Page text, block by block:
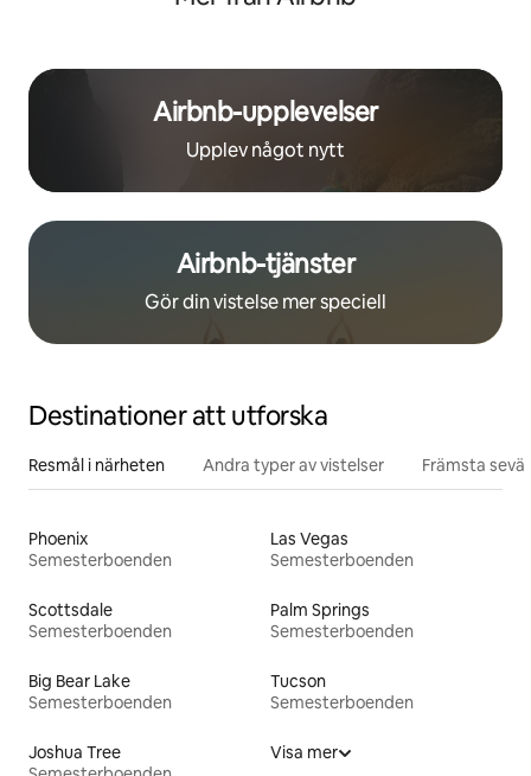
Airbnb-upplevelser
Upplev något nytt
Airbnb-tjänster
Gör din vistelse mer speciell
Destinationer att utforska
Resmål i närheten Andra typer av vistelser Främsta
Phoenix
Semesterboenden
Las Vegas
Semesterboenden
Scottsdale
Semesterboenden
Palm Springs
Semesterboenden
Big Bear Lake
Semesterboenden
Tucson
Semesterboenden
Joshua Tree
Visa mer